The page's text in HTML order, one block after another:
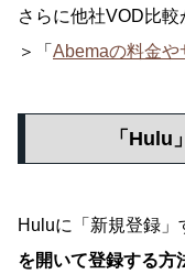
さらに他社VOD比較
＞「 Abemaの料金や
「Hulu
Huluに「新規登録」
を開いて登録する方